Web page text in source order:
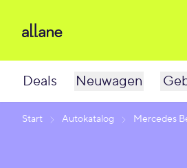
Deals Neuwagen
Start Autokatalog Mercedes